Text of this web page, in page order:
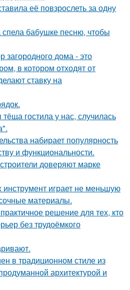
её повзрослеть за одну
бабушке песню, чтобы
дома - это
в котором отходят от
ставку на
тёща гостила у нас, случилась
набирает популярность
и функциональности.
доверяют марке
играет не меньшую
материалы.
решение для тех, кто
без трудоёмкого
в традиционном стиле из
архитектурой и